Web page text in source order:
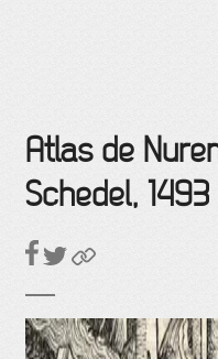
Atlas de
Schedel, 1493